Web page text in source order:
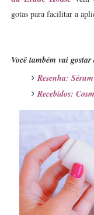
gotas para facilitar a
Você também vai
Resenha:
Recebidos: